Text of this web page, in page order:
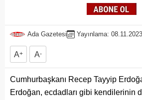
Ada Gazetesi Yayınlama: 08.11.2023
A+ A-
Cumhurbaşkanı Recep Tayyip
Erdoğan, ecdadları gibi kendilerinin